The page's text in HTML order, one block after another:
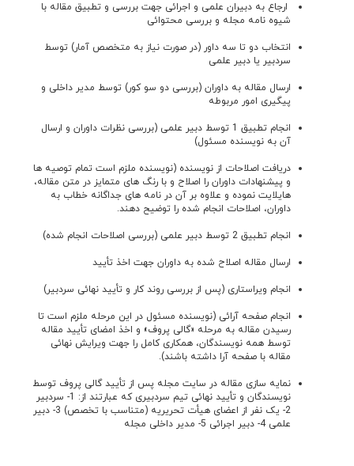
ارجاع به دبیران علمی و اجرائی جهت بررسی و تطبیق مقاله با
شیوه نامه مجله و بررسی محتوائی
انتخاب دو تا سه داور (در صورت نیاز به متخصص آمار) توسط
سردبیر یا دبیر علمی
ارسال مقاله به داوران (بررسی دو سو کور) توسط مدیر داخلی و
پیگیری امور مربوطه
انجام تطبیق 1 توسط دبیر علمی (بررسی نظرات داوران و ارسال
آن به نویسنده مسئول)
دریافت اصلاحات از نویسنده (نویسنده ملزم است تمام توصیه ها
و پیشنهادات داوران را اصلاح و با رنگ های متمایز در متن مقاله،
هایلایت نموده و علاوه بر آن در نامه های جداگانه خطاب به
داوران، اصلاحات انجام شده را توضیح دهند.
انجام تطبیق 2 توسط دبیر علمی (بررسی اصلاحات انجام شده)
ارسال مقاله اصلاح شده به داوران جهت اخذ تأیید
انجام ویراستاری (پس از بررسی روند کار و تأیید نهائی سردبیر)
انجام صفحه آرائی (نویسنده مسئول در این مرحله ملزم است تا
رسیدن مقاله به مرحله «گالی پروف» و اخذ امضای تأیید مقاله
توسط همه نویسندگان، همکاری کامل را جهت ویرایش نهائی
مقاله با صفحه آرا داشته باشند).
نمایه سازی مقاله در سایت مجله پس از تأیید گالی پروف توسط
نویسندگان و تأیید نهائی تیم سردبیری که عبارتند از: 1- سردبیر
2- یک نفر از اعضای هیأت تحریریه (متناسب با تخصص) 3- دبیر
علمی 4- دبیر اجرائی 5- مدیر داخلی مجله